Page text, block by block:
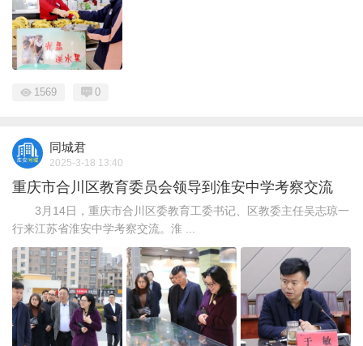
1569 0
同城君
2025-3-18 13:40
重庆市合川区教育委员会领导到淮安中学考察交流
3月14日，重庆市合川区委教育工委书记、区教委主任吴志琼一
行来江苏省淮安中学考察交流。淮 ...